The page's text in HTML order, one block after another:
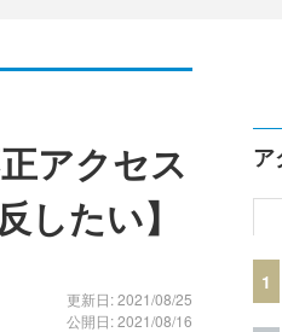
アクセス
したい】
更新日: 2021/08/25
公開日: 2021/08/16
ア
1